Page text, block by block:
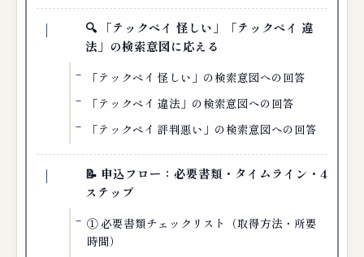
🔍 「テックペイ 怪しい」「テックペイ 違
法」の検索意図に応える
「テックペイ 怪しい」の検索意図への回答
「テックペイ 違法」の検索意図への回答
「テックペイ 評判悪い」の検索意図への回答
📝 申込フロー：必要書類・タイムライン・4
ステップ
① 必要書類チェックリスト（取得方法・所要
時間）